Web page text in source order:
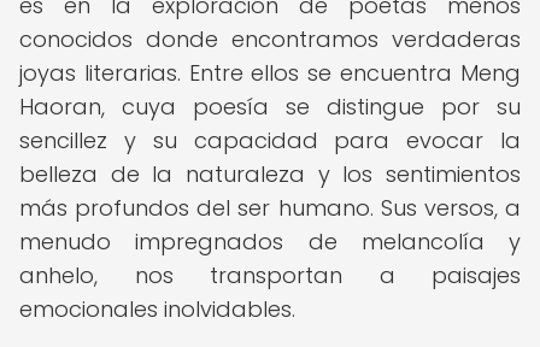
conocidos donde encontramos verdaderas
joyas literarias. Entre ellos se encuentra Meng
Haoran, cuya poesía se distingue por su
sencillez y su capacidad para evocar la
belleza de la naturaleza y los sentimientos
más profundos del ser humano. Sus versos, a
menudo impregnados de melancolía y
anhelo, nos transportan a paisajes
emocionales inolvidables.